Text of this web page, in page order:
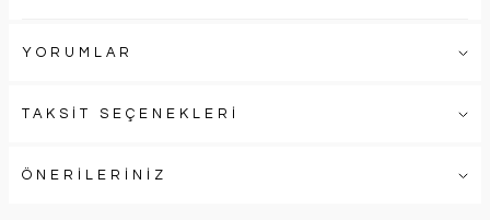
YORUMLAR
TAKSİT SEÇENEKLERİ
ÖNERİLERİNİZ